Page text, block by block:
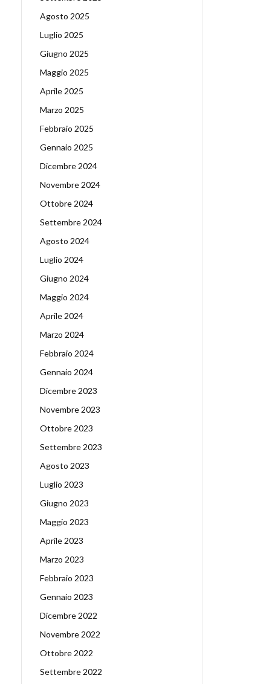
Agosto 2025
Luglio 2025
Giugno 2025
Maggio 2025
Aprile 2025
Marzo 2025
Febbraio 2025
Gennaio 2025
Dicembre 2024
Novembre 2024
Ottobre 2024
Settembre 2024
Agosto 2024
Luglio 2024
Giugno 2024
Maggio 2024
Aprile 2024
Marzo 2024
Febbraio 2024
Gennaio 2024
Dicembre 2023
Novembre 2023
Ottobre 2023
Settembre 2023
Agosto 2023
Luglio 2023
Giugno 2023
Maggio 2023
Aprile 2023
Marzo 2023
Febbraio 2023
Gennaio 2023
Dicembre 2022
Novembre 2022
Ottobre 2022
Settembre 2022